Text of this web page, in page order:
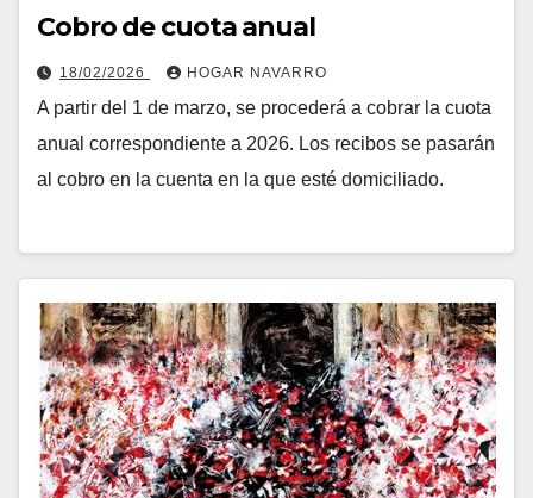
Cobro de cuota anual
18/02/2026 HOGAR NAVARRO
A partir del 1 de marzo, se procederá a cobrar la cuota
anual correspondiente a 2026. Los recibos se pasarán
al cobro en la cuenta en la que esté domiciliado.